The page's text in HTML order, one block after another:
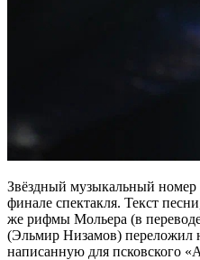
Звёздный музыкальный номер
финале спектакля. Текст
же рифмы Мольера (в
(Эльмир Низамов) переложил
написанную для псковского